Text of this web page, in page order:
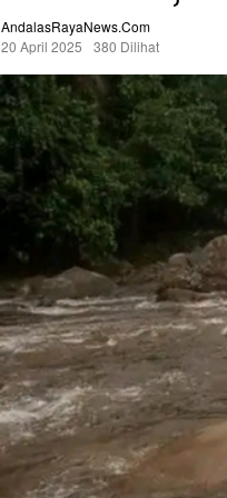
AndalasRayaNews.com
20 April 2025
380 Dilihat